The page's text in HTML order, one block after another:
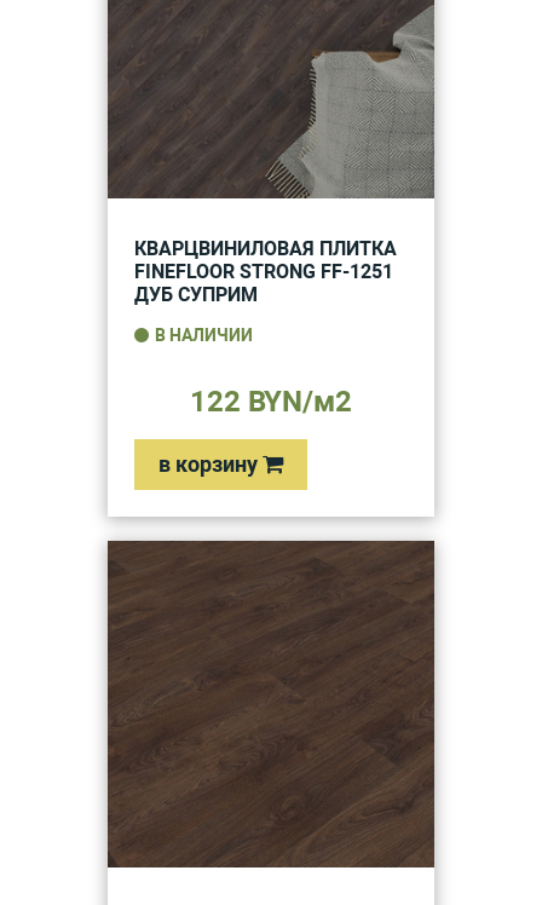
КВАРЦВИНИЛОВАЯ ПЛИТКА
FINEFLOOR STRONG FF-1251
ДУБ СУПРИМ
В НАЛИЧИИ
122 BYN/м2
в корзину